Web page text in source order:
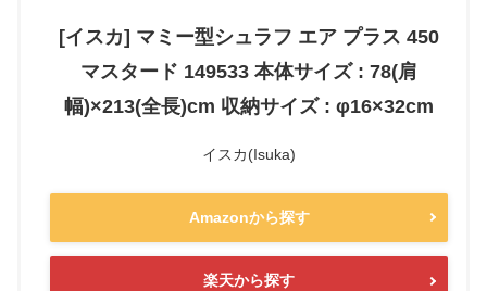
[イスカ] マミー型シュラフ エア プラス 450
マスタード 149533 本体サイズ : 78(肩
幅)×213(全長)cm 収納サイズ : φ16×32cm
イスカ(Isuka)
Amazonから探す
楽天から探す